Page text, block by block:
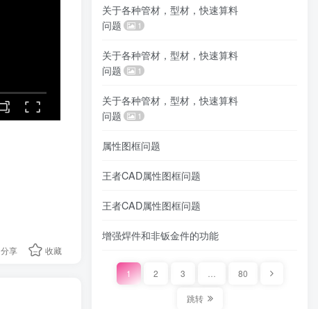
分享 收藏
关于各种管材，型材，快速算料
问题
1
关于各种管材，型材，快速算料
问题
1
关于各种管材，型材，快速算料
问题
1
属性图框问题
王者CAD属性图框问题
王者CAD属性图框问题
增强焊件和非钣金件的功能
1 2 3 80
跳转